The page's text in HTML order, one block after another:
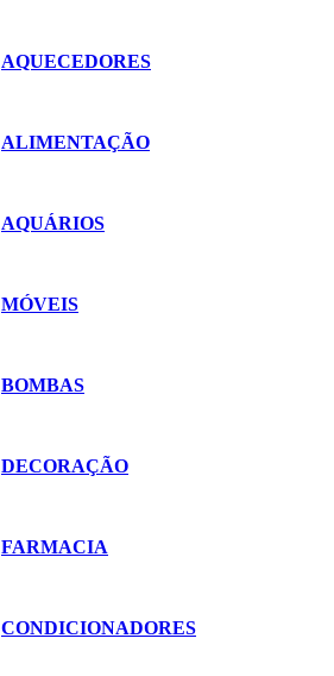
AQUECEDORES
ALIMENTAÇÃO
AQUÁRIOS
MÓVEIS
BOMBAS
DECORAÇÃO
FARMACIA
CONDICIONADORES